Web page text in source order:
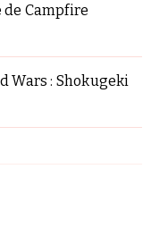
Campfire
Wars : Shokugeki